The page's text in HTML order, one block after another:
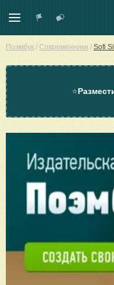
Поэмбук / Современники / Sofi Si
⭐